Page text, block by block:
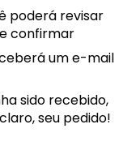
poderá revisar
confirmar
um e-mail
sido recebido,
seu pedido!